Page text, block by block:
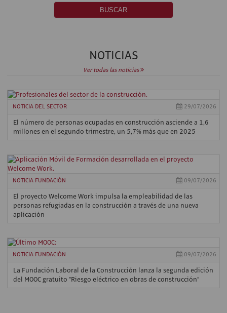
NOTICIAS
Ver todas las noticias
NOTICIA DEL SECTOR 29/07/2026
El número de personas ocupadas en construcción asciende a 1,6
millones en el segundo trimestre, un 5,7% más que en 2025
NOTICIA FUNDACIÓN 09/07/2026
El proyecto Welcome Work impulsa la empleabilidad de las
personas refugiadas en la construcción a través de una nueva
aplicación
NOTICIA FUNDACIÓN 09/07/2026
La Fundación Laboral de la Construcción lanza la segunda edición
del MOOC gratuito “Riesgo eléctrico en obras de construcción”